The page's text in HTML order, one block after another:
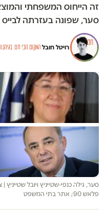
זה הייחוס המשפחתי
סער, שפונה בעזרתה לבייס
רויטל חובל·המקום הכי חם
סער, גילה כנפי-שטייניץ ויובל שטייניץ |
פלאש 90; אתר בתי המשפט